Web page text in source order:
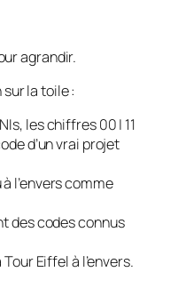
agrandir.
la toile :
les chiffres 00 | 11
d’un vrai projet
l’envers comme
des codes connus
Eiffel à l’envers.